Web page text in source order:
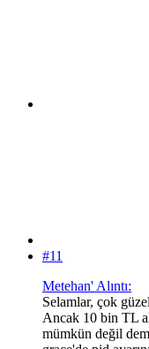
#11
Metehan' Alıntı:
Selamlar, çok
Ancak 10 bin TL
mümkün değil